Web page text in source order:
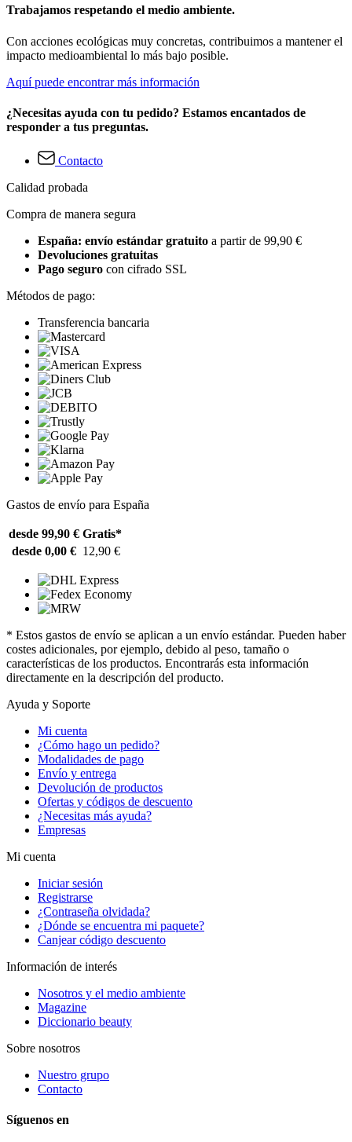
Trabajamos respetando el medio ambiente.
Con acciones ecológicas muy concretas, contribuimos a mantener el
impacto medioambiental lo más bajo posible.
Aquí puede encontrar más información
¿Necesitas ayuda con tu pedido? Estamos encantados de
responder a tus preguntas.
Contacto
Calidad probada
Compra de manera segura
España: envío estándar gratuito a partir de 99,90 €
Devoluciones gratuitas
Pago seguro con cifrado SSL
Métodos de pago:
Transferencia bancaria
Gastos de envío para España
desde 99,90 € Gratis*
desde 0,00 € 12,90 €
* Estos gastos de envío se aplican a un envío estándar. Pueden haber
costes adicionales, por ejemplo, debido al peso, tamaño o
características de los productos. Encontrarás esta información
directamente en la descripción del producto.
Ayuda y Soporte
Mi cuenta
¿Cómo hago un pedido?
Modalidades de pago
Envío y entrega
Devolución de productos
Ofertas y códigos de descuento
¿Necesitas más ayuda?
Empresas
Mi cuenta
Iniciar sesión
Registrarse
¿Contraseña olvidada?
¿Dónde se encuentra mi paquete?
Canjear código descuento
Información de interés
Nosotros y el medio ambiente
Magazine
Diccionario beauty
Sobre nosotros
Nuestro grupo
Contacto
Síguenos en